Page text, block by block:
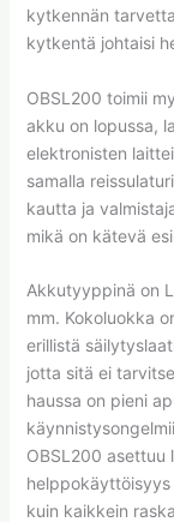
kytkennän
kytkentä johtaisi
OBSL200 toimii
akku on lopussa,
elektronisten
samalla
kautta ja
mikä on kätevä
Akkutyyppinä on
mm. Kokoluokka
erillistä
jotta sitä ei
haussa on pieni
OBSL200 asettuu
kuin kaikkein